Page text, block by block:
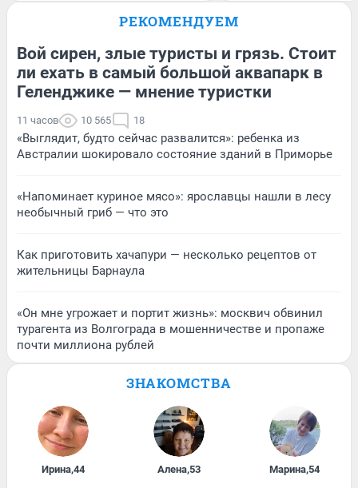
РЕКОМЕНДУЕМ
Вой сирен, злые туристы и грязь. Стоит
ли ехать в самый большой аквапарк в
Геленджике — мнение туристки
11 часов 10 565 18
«Выглядит, будто сейчас развалится»: ребенка из
Австралии шокировало состояние зданий в Приморье
«Напоминает куриное мясо»: ярославцы нашли в лесу
необычный гриб — что это
Как приготовить хачапури — несколько рецептов от
жительницы Барнаула
«Он мне угрожает и портит жизнь»: москвич обвинил
турагента из Волгограда в мошенничестве и пропаже
почти миллиона рублей
ЗНАКОМСТВА
Ирина,44 Алена,53 Марина,54